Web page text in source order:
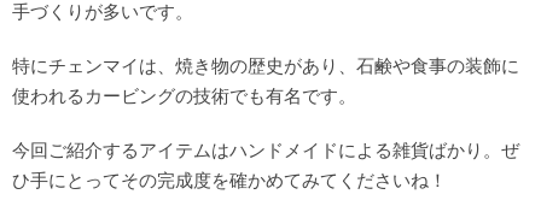
手づくりが多いです。
特にチェンマイは、焼き物の歴史があり、石鹸や食事の装飾に
使われるカービングの技術でも有名です。
今回ご紹介するアイテムはハンドメイドによる雑貨ばかり。ぜ
ひ手にとってその完成度を確かめてみてくださいね！